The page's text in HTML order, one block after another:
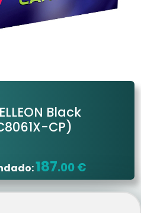
Black
CP)
187.00 €